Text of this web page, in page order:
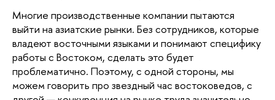
Многие производственные компании пытаются
выйти на азиатские рынки. Без сотрудников, которые
владеют восточными языками и понимают специфику
работы с Востоком, сделать это будет
проблематично. Поэтому, с одной стороны, мы
можем говорить про звездный час востоковедов, с